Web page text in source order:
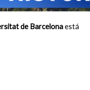
de Barcelonaestá